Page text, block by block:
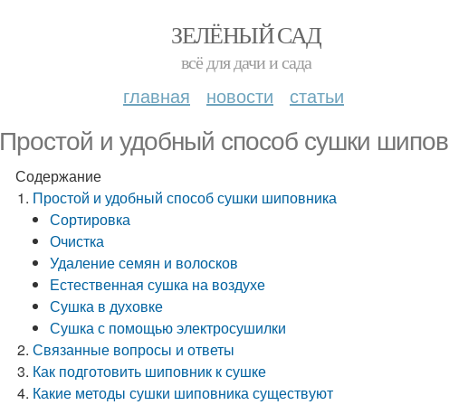
ЗЕЛЁНЫЙ САД
всё для дачи и сада
главная новости статьи
Простой и удобный способ сушки
Содержание
Простой и удобный способ сушки шиповника
Сортировка
Очистка
Удаление семян и волосков
Естественная сушка на воздухе
Сушка в духовке
Сушка с помощью электросушилки
Связанные вопросы и ответы
Как подготовить шиповник к сушке
Какие методы сушки шиповника существуют